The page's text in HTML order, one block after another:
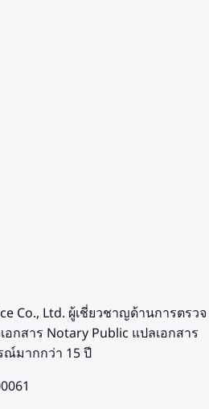
Co., Ltd. ผู้เชี่ยวชาญด้านการตรวจ
กสาร Notary Public แปลเอกสาร
ณ์มากกว่า 15 ปี